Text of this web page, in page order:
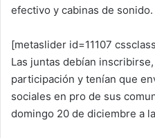
efectivo y cabinas de sonido.
[metaslider id=11107
Las juntas debían
participación y tenían que
sociales en pro de sus
domingo 20 de diciembre a